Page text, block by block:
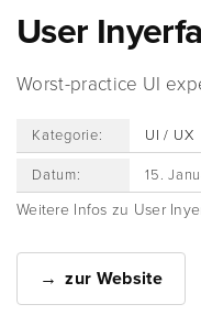
User
Worst-practice UI
Kategorie: UI / UX
Datum: 15.
Weitere Infos zu User
zur Website